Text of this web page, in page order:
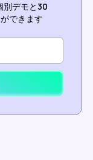
別デモと30
できます